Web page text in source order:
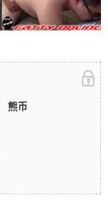
熊币